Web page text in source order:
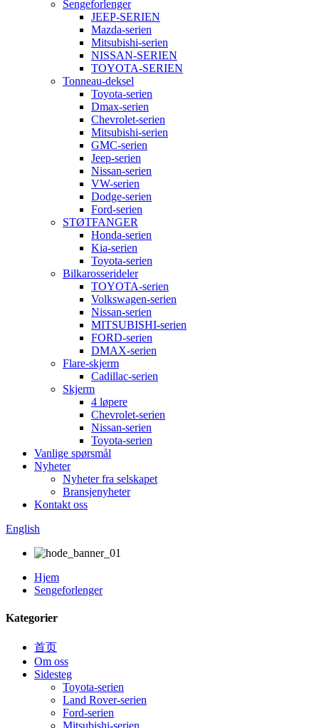
Sengeforlenger
JEEP-SERIEN
Mazda-serien
Mitsubishi-serien
NISSAN-SERIEN
TOYOTA-SERIEN
Tonneau-deksel
Toyota-serien
Dmax-serien
Chevrolet-serien
Mitsubishi-serien
GMC-serien
Jeep-serien
Nissan-serien
VW-serien
Dodge-serien
Ford-serien
STØTFANGER
Honda-serien
Kia-serien
Toyota-serien
Bilkarosserideler
TOYOTA-serien
Volkswagen-serien
Nissan-serien
MITSUBISHI-serien
FORD-serien
DMAX-serien
Flare-skjerm
Cadillac-serien
Skjerm
4 løpere
Chevrolet-serien
Nissan-serien
Toyota-serien
Vanlige spørsmål
Nyheter
Nyheter fra selskapet
Bransjenyheter
Kontakt oss
English
Hjem
Sengeforlenger
Kategorier
首页
Om oss
Sidesteg
Toyota-serien
Land Rover-serien
Ford-serien
Mitsubishi-serien